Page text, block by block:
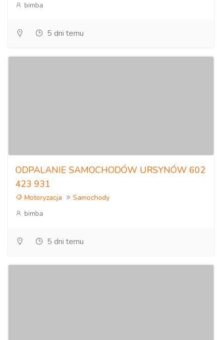
bimba
5 dni temu
ODPALANIE SAMOCHODÓW URSYNÓW 602
423 931
Motoryzacja
Samochody
bimba
5 dni temu